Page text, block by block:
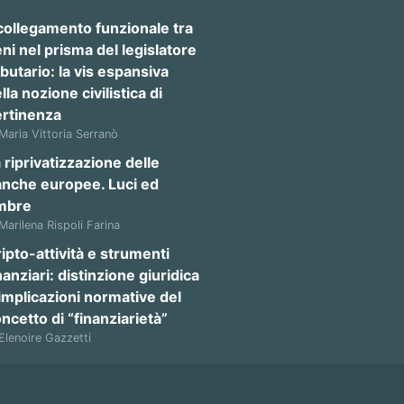
funzionale tra
nel prisma del legislatore
la vis espansiva
nozione civilistica di
Vittoria Serranò
riprivatizzazione delle
europee. Luci ed
Rispoli Farina
attività e strumenti
distinzione giuridica
normative del
di “finanziarietà”
Gazzetti